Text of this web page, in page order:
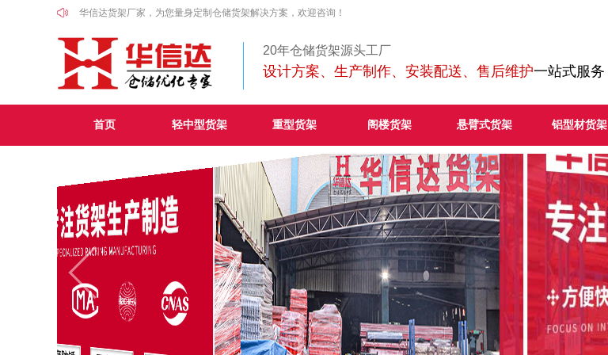
华信达货架厂家，为您量身定制仓储货架解决方案，欢迎咨询！
20年仓储货架源头工厂
设计方案、生产制作、安装配送、售后维护一站式服务
首页 轻中型货架 重型货架 阁楼货架 悬臂式货架 铝型材货架